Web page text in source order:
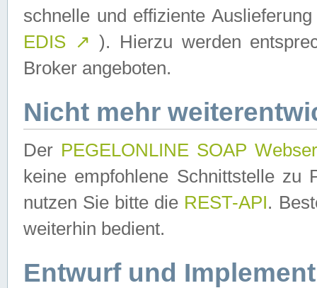
schnelle und effiziente
EDIS ↗ ). Hierzu werden
Broker angeboten.
Nicht mehr
Der PEGELONLINE SOAP
keine empfohlene Schnittstelle zu
nutzen Sie bitte die REST-API.
weiterhin bedient.
Entwurf und